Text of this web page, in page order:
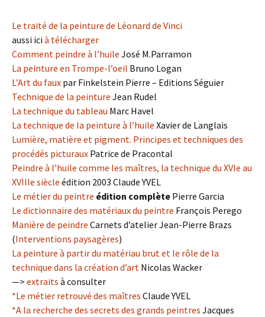
Le traité de la peinture de Léonard de Vinci
aussi ici à télécharger
Comment peindre à l’huile José M.Parramon
La peinture en Trompe-l’oeil Bruno Logan
L’Art du faux par Finkelstein Pierre – Editions Séguier
Technique de la peinture Jean Rudel
La technique du tableau Marc Havel
La technique de la peinture à l’huile Xavier de Langlais
Lumière, matière et pigment. Principes et techniques des
procédés picturaux Patrice de Pracontal
Peindre à l’huile comme les maîtres, la technique du XVIe au
XVIIIe siècle édition 2003 Claude YVEL
Le métier du peintre édition complète Pierre Garcia
Le dictionnaire des matériaux du peintre François Perego
Manière de peindre Carnets d’atelier Jean-Pierre Brazs
(Interventions paysagères)
La peinture à partir du matériau brut et le rôle de la
technique dans la création d’art Nicolas Wacker
—> extraits à consulter
*Le métier retrouvé des maîtres Claude YVEL
*A la recherche des secrets des grands peintres Jacques